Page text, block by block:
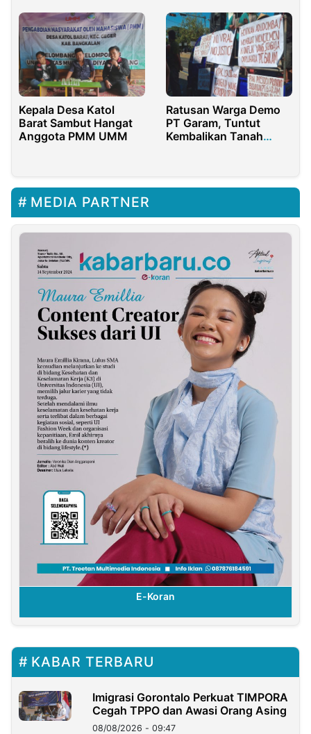
Kepala Desa Katol
Barat Sambut Hangat
Anggota PMM UMM
Ratusan Warga Demo
PT Garam, Tuntut
Kembalikan Tanah
MEDIA PARTNER
E-Koran
KABAR TERBARU
Imigrasi Gorontalo Perkuat TIMPORA
Cegah TPPO dan Awasi Orang Asing
08/08/2026 - 09:47